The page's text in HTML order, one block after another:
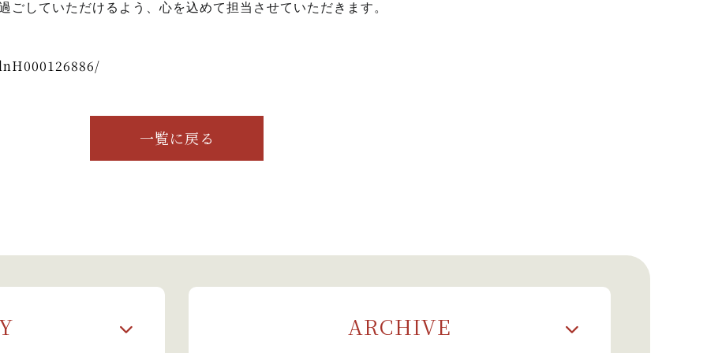
していただけるよう、心を込めて担当させていただきます。
一覧に戻る
ARCHIVE